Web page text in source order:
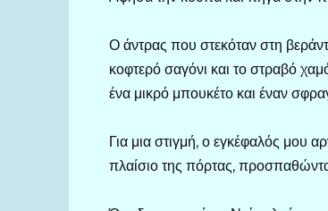
Ο άντρας που στεκόταν στη
κοφτερό σαγόνι και το στραβό
ένα μικρό μπουκέτο και έναν
Για μια στιγμή, ο εγκέφαλός μου
πλαίσιο της πόρτας,